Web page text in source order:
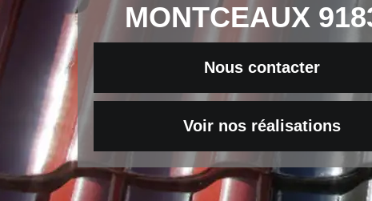
MONTCEAUX
Nous contacter
Voir nos réalisations